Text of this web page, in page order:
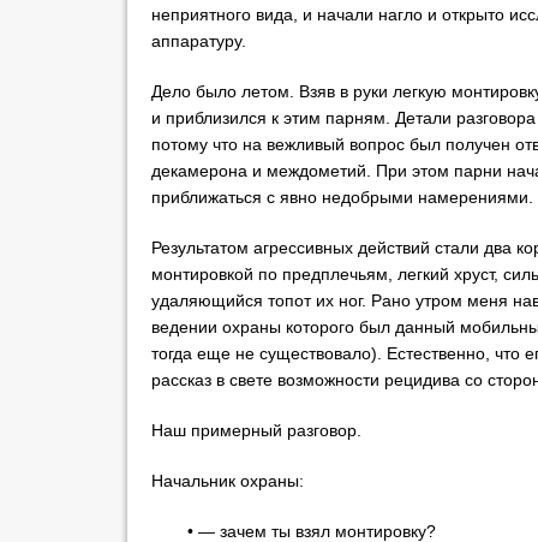
неприятного вида, и начали нагло и открыто
аппаратуру.
Дело было летом. Взяв в руки легкую
и приблизился к этим парням. Детали
потому что на вежливый вопрос был получен
декамерона и междометий. При этом парни
приближаться с явно недобрыми намерениями.
Результатом агрессивных действий стали два
монтировкой по предплечьям, легкий хруст,
удаляющийся топот их ног. Рано утром меня
ведении охраны которого был данный
тогда еще не существовало). Естественно, что
рассказ в свете возможности рецидива со
Наш примерный разговор.
Начальник охраны:
• — зачем ты взял монтировку?